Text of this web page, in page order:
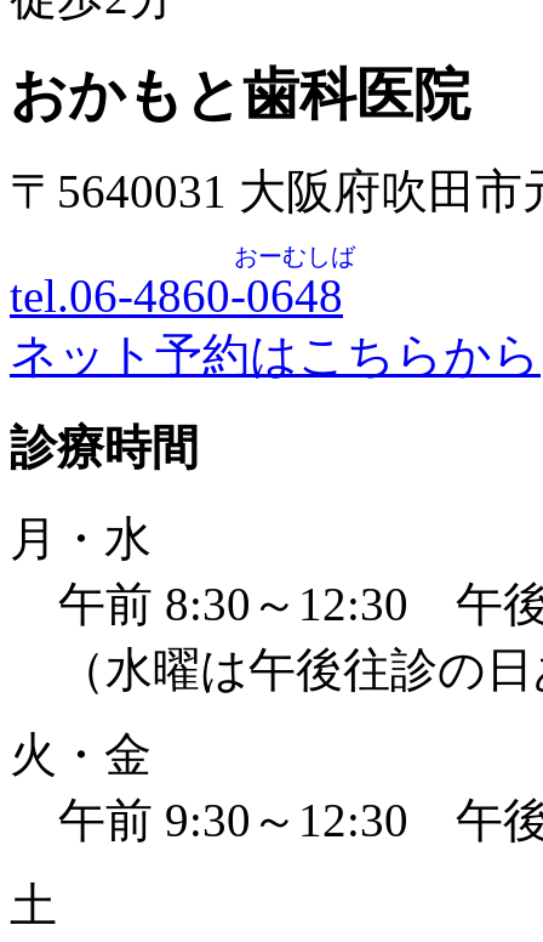
おかもと歯科医院
〒5640031 大阪府吹田
tel.06-4860-0648
おーむしば
ネット予約はこちらから
診療時間
月・水
午前 8:30～12:30 午
（水曜は午後往診の
火・金
午前 9:30～12:30 午
土